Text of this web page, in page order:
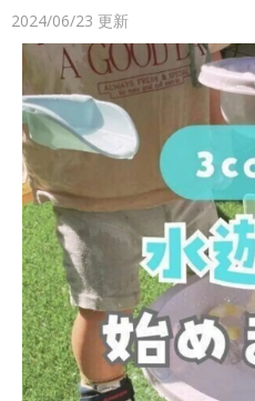
2024/06/23 更新